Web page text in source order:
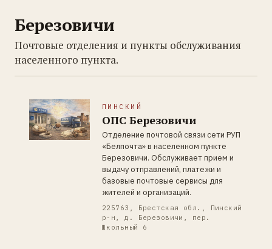
Березовичи
Почтовые отделения и пункты обслуживания
населенного пункта.
ПИНСКИЙ
ОПС Березовичи
Отделение почтовой связи сети РУП
«Белпочта» в населенном пункте
Березовичи. Обслуживает прием и
выдачу отправлений, платежи и
базовые почтовые сервисы для
жителей и организаций.
225763, Брестская обл., Пинский
р-н, д. Березовичи, пер.
Школьный 6